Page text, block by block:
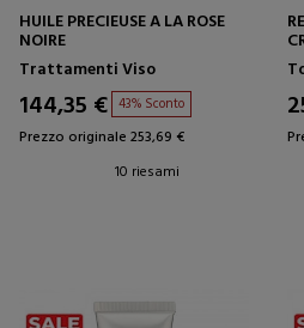
HUILE PRECIEUSE A LA ROSE
NOIRE
Trattamenti Viso
144,35 € 43% Sconto
Prezzo originale 253,69 €
10 riesami